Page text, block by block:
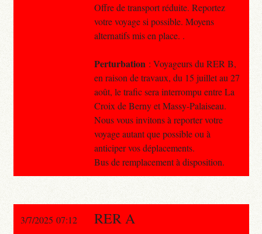
Offre de transport réduite. Reportez
votre voyage si possible. Moyens
alternatifs mis en place. .
Perturbation : Voyageurs du RER B,
en raison de travaux, du 15 juillet au 27
août, le trafic sera interrompu entre La
Croix de Berny et Massy-Palaiseau.
Nous vous invitons à reporter votre
voyage autant que possible ou à
anticiper vos déplacements.
Bus de remplacement à disposition.
3/7/2025 07:12 RER A